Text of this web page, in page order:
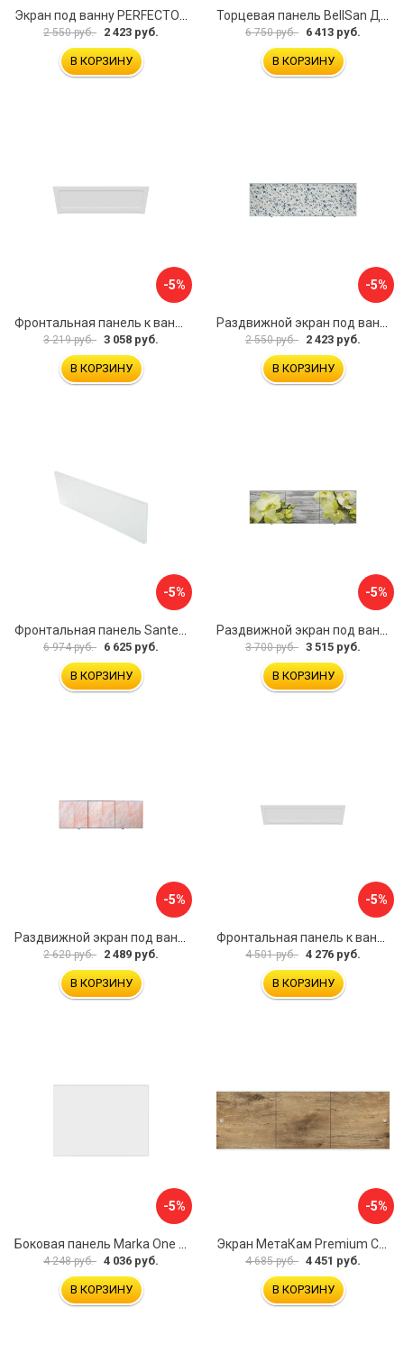
Экран под ванну PERFECTO LINEA 36-000157
2 550 руб. 2 423 руб.
В КОРЗИНУ
Торцевая панель BellSan Даниелла 4627171531049
6 750 руб. 6 413 руб.
В КОРЗИНУ
-5%
3 219 руб. 3 058 руб.
В КОРЗИНУ
-5%
2 550 руб. 2 423 руб.
В КОРЗИНУ
-5%
6 974 руб. 6 625 руб.
В КОРЗИНУ
-5%
3 700 руб. 3 515 руб.
В КОРЗИНУ
-5%
2 620 руб. 2 489 руб.
В КОРЗИНУ
-5%
4 501 руб. 4 276 руб.
В КОРЗИНУ
-5%
Боковая панель Marka One Flat 80 MG L 02бфл80мгл
4 248 руб. 4 036 руб.
В КОРЗИНУ
-5%
Экран МетаКам Premium Collection 4650208860133
4 685 руб. 4 451 руб.
В КОРЗИНУ